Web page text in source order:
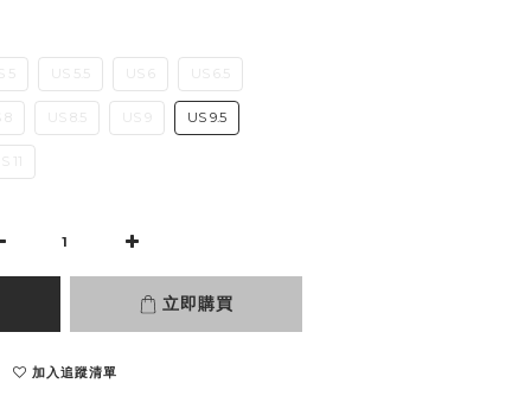
5 US 5.5 US 6.5
8 US 8.5 US 9.5
11
立即購買
加入追蹤清單